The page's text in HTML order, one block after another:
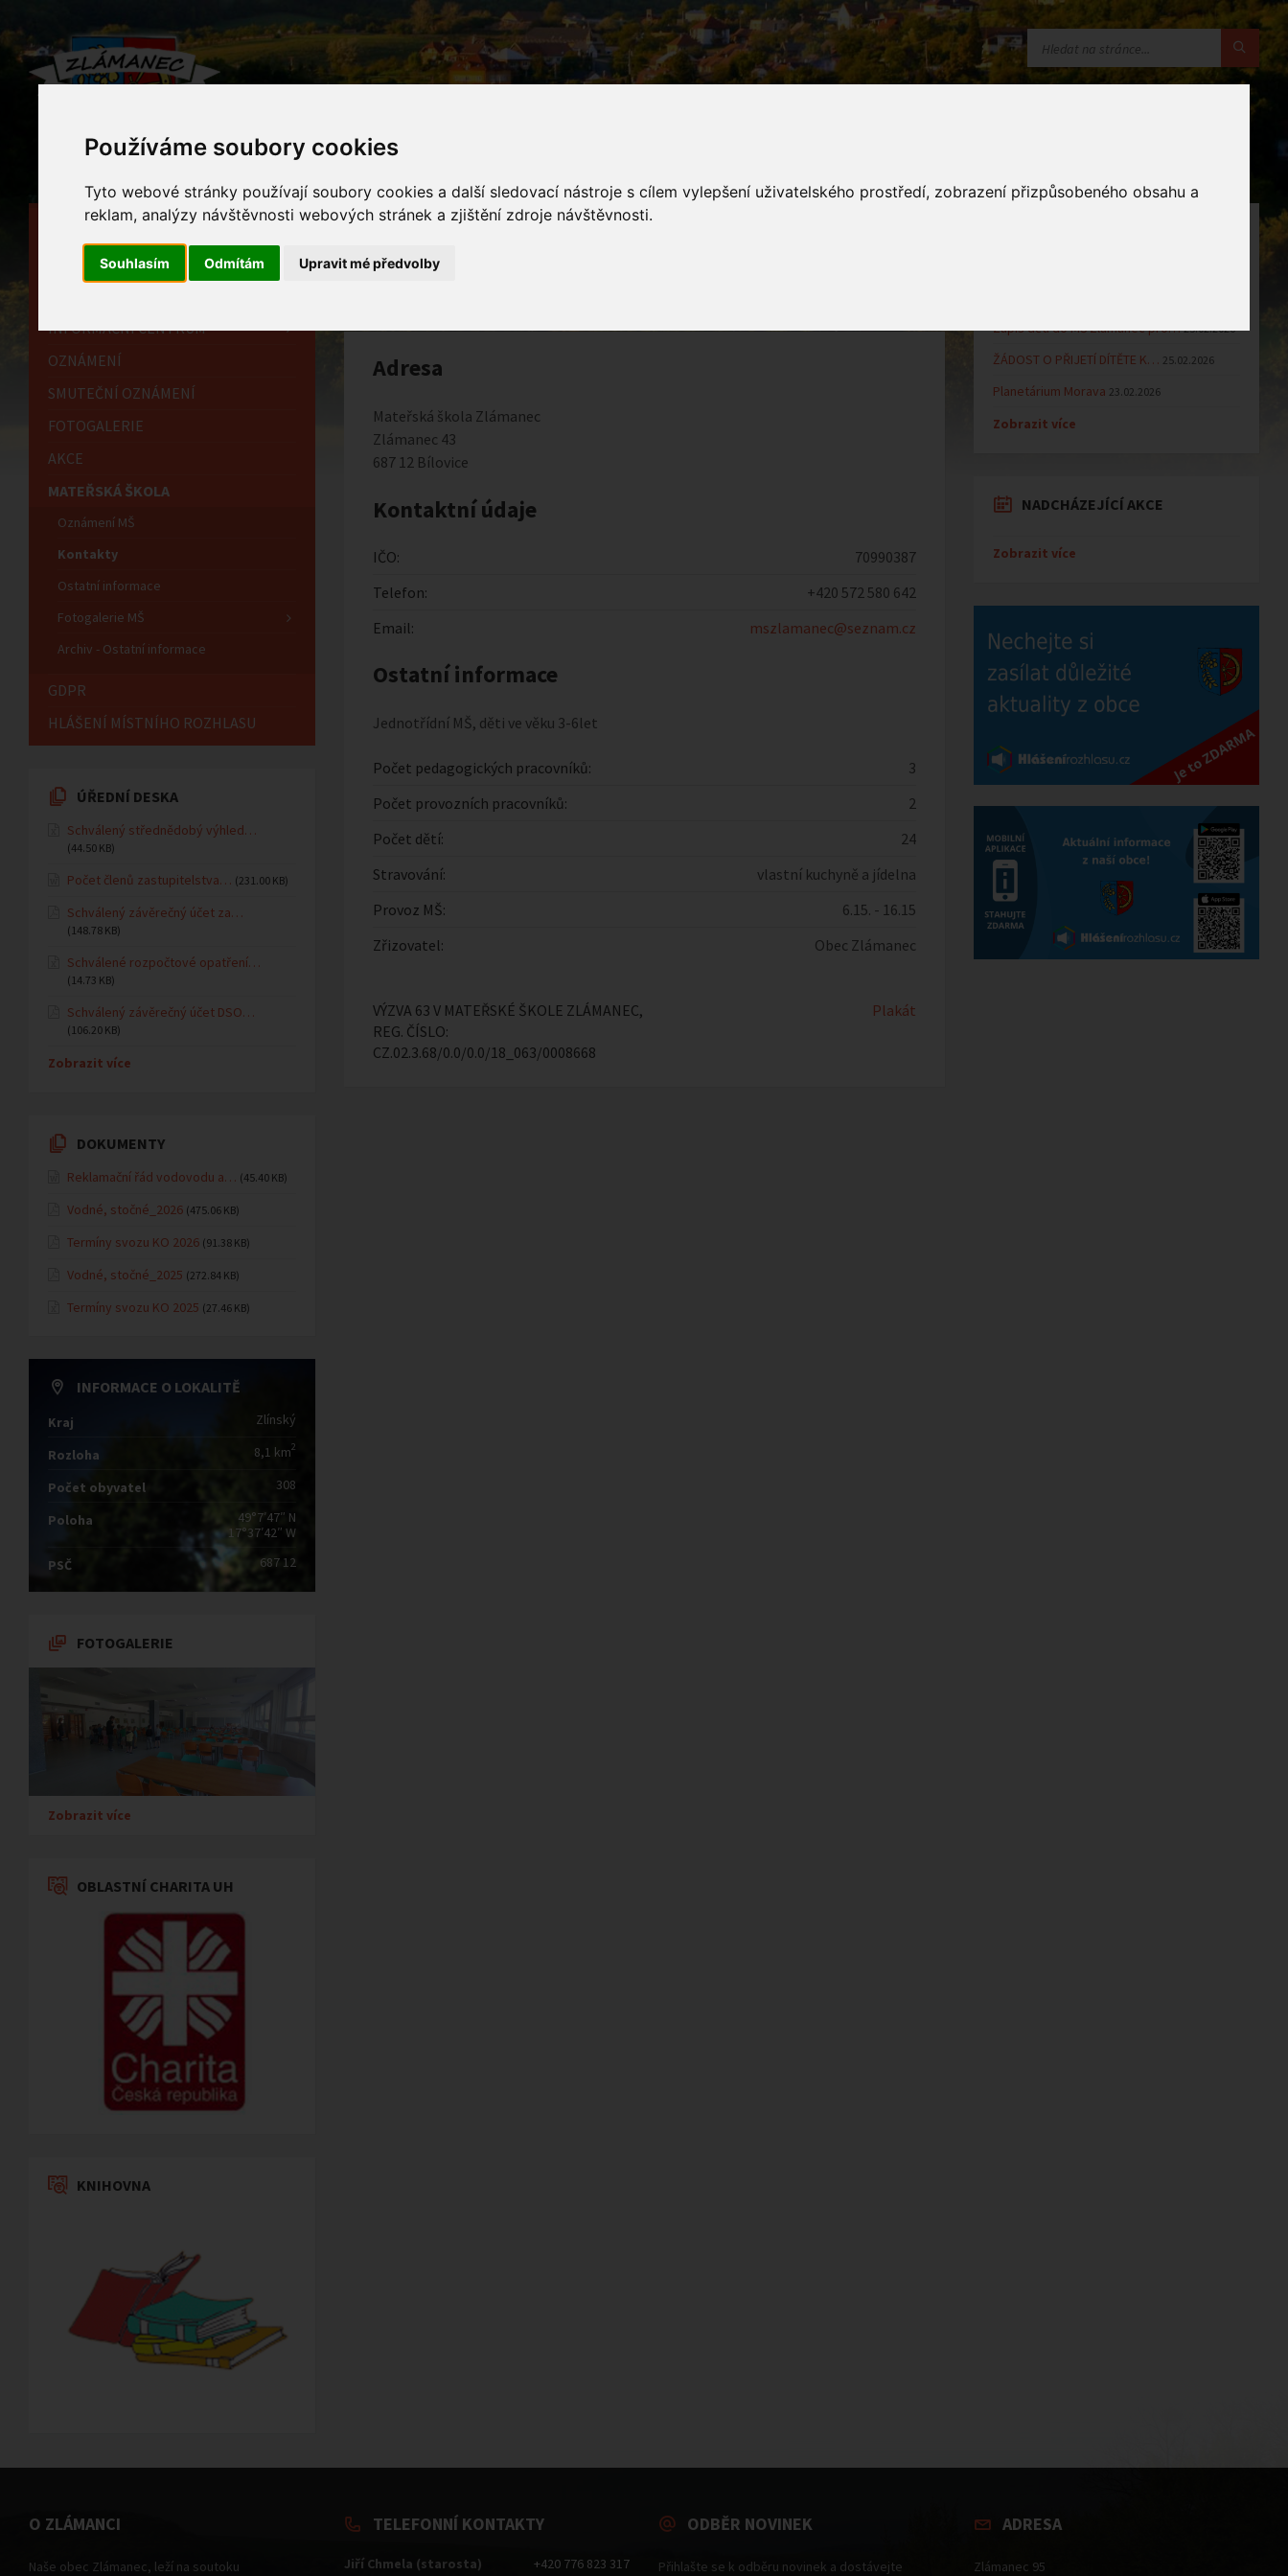
Používáme soubory cookies
Tyto webové stránky používají soubory cookies a další sledovací nástroje s cílem vylepšení uživatelského prostředí, zobrazení přizpůsobeného obsahu a
reklam, analýzy návštěvnosti webových stránek a zjištění zdroje návštěvnosti.
Souhlasím Odmítám Upravit mé předvolby
Adresa
Mateřská škola Zlámanec
Zlámanec 43
687 12 Bílovice
Kontaktní údaje
IČO:
70990387
Telefon:
+420 572 580 642
Email:
mszlamanec@seznam.cz
Ostatní informace
Jednotřídní MŠ, děti ve věku 3-6let
Počet pedagogických pracovníků:
3
Počet provozních pracovníků:
2
Počet dětí:
24
Stravování:
vlastní kuchyně a jídelna
Provoz MŠ:
6.15. - 16.15
Zřizovatel:
Obec Zlámanec
VÝZVA 63 V MATEŘSKÉ ŠKOLE ZLÁMANEC,
REG. ČÍSLO:
CZ.02.3.68/0.0/0.0/18_063/0008668
Plakát
OBECNÍ ÚŘAD
INFORMAČNÍ CENTRUM
OZNÁMENÍ
SMUTEČNÍ OZNÁMENÍ
FOTOGALERIE
AKCE
MATEŘSKÁ ŠKOLA
Oznámení MŠ
Kontakty
Ostatní informace
Fotogalerie MŠ
Archiv - Ostatní informace
GDPR
HLÁŠENÍ MÍSTNÍHO ROZHLASU
ÚŘEDNÍ DESKA
Schválený střednědobý výhled…
(44.50 KB)
Počet členů zastupitelstva… (231.00 KB)
Schválený závěrečný účet za…
(148.78 KB)
Schválené rozpočtové opatření…
(14.73 KB)
Schválený závěrečný účet DSO…
(106.20 KB)
Zobrazit více
DOKUMENTY
Reklamační řád vodovodu a… (45.40 KB)
Vodné, stočné_2026 (475.06 KB)
Termíny svozu KO 2026 (91.38 KB)
Vodné, stočné_2025 (272.84 KB)
Termíny svozu KO 2025 (27.46 KB)
INFORMACE O LOKALITĚ
Kraj Zlínský
Rozloha 8,1 km2
Počet obyvatel 308
Poloha
49°7′47″ N
17°37′42″ W
PSČ
687 12
FOTOGALERIE
Zobrazit více
OBLASTNÍ CHARITA UH
KNIHOVNA
Zápis dětí do MŠ Zlámanec pro… 25.02.2026
ŽÁDOST O PŘIJETÍ DÍTĚTE K… 25.02.2026
Planetárium Morava 23.02.2026
Zobrazit více
NADCHÁZEJÍCÍ AKCE
Zobrazit více
O ZLÁMANCI
Naše obec Zlámanec, leží na soutoku
TELEFONNÍ KONTAKTY
Jiří Chmela (starosta) +420 776 823 317
ODBĚR NOVINEK
Přihlašte se k odběru novinek a dostávejte
ADRESA
Zlámanec 95